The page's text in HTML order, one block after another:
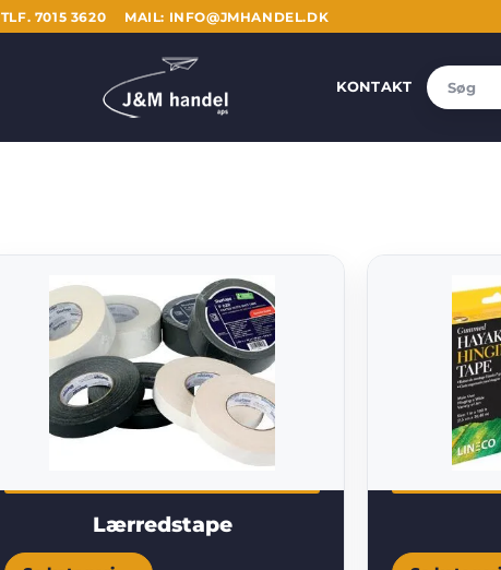
TLF. 7015 3620 MAIL: INFO@JMHANDEL.DK
KONTAKT
Lærredstape